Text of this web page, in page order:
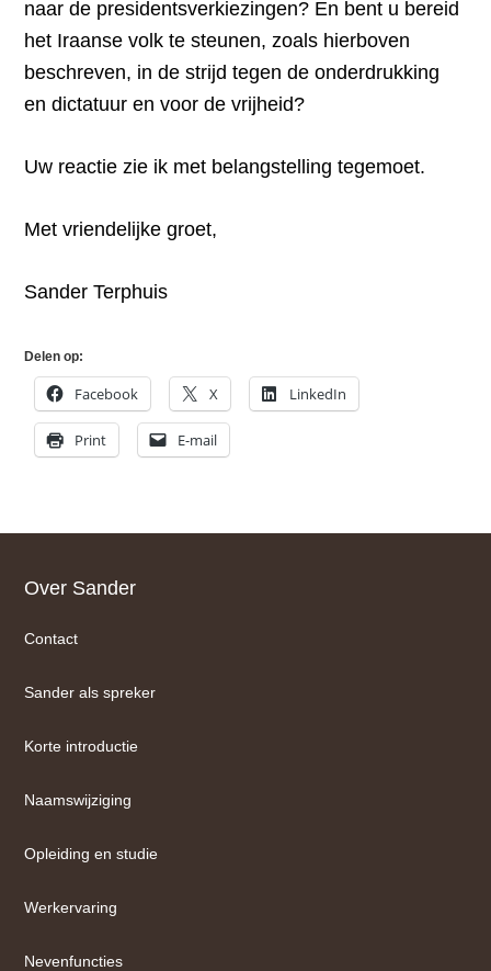
naar de presidentsverkiezingen? En bent u bereid
het Iraanse volk te steunen, zoals hierboven
beschreven, in de strijd tegen de onderdrukking
en dictatuur en voor de vrijheid?
Uw reactie zie ik met belangstelling tegemoet.
Met vriendelijke groet,
Sander Terphuis
Delen op:
Facebook X LinkedIn
Print E-mail
Footer
Over Sander
Contact
Sander als spreker
Korte introductie
Naamswijziging
Opleiding en studie
Werkervaring
Nevenfuncties